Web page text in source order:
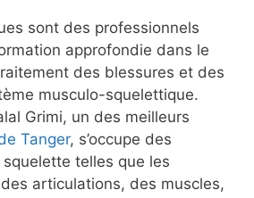
sont des professionnels
approfondie dans le
des blessures et des
musculo-squelettique.
Grimi, un des meilleurs
Tanger, s’occupe des
telles que les
articulations, des muscles,